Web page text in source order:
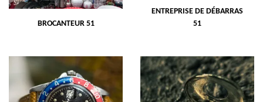
BROCANTEUR 51
ENTREPRISE DE DÉBARRAS
51